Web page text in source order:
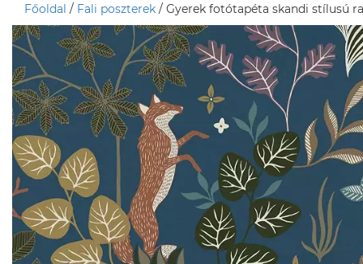
Főoldal / Fali poszterek / Gyerek fotótapéta skandi stílusú